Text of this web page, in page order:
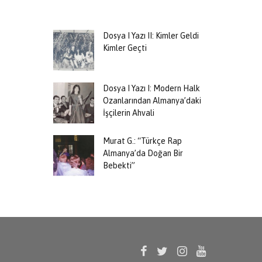
Dosya I Yazı II: Kimler Geldi
Kimler Geçti
Dosya I Yazı I: Modern Halk
Ozanlarından Almanya’daki
İşçilerin Ahvali
Murat G.: “Türkçe Rap
Almanya’da Doğan Bir
Bebekti”